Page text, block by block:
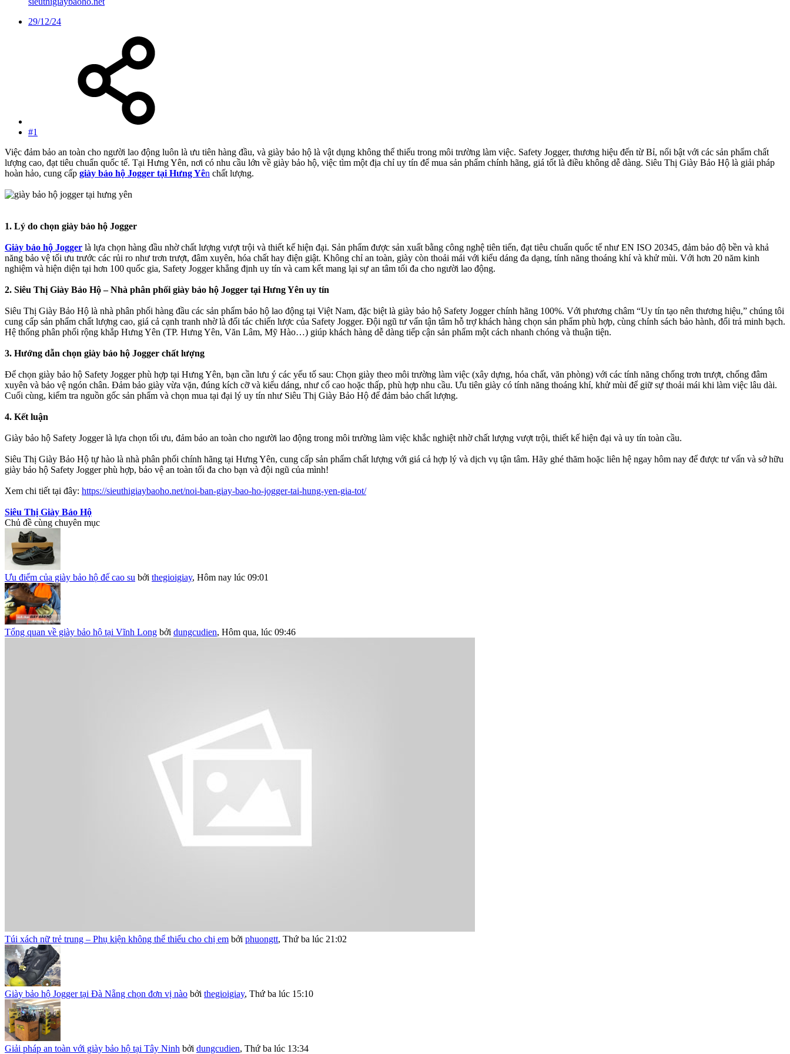
29/12/24
#1
Việc đảm bảo an toàn cho người lao động luôn là ưu tiên hàng đầu, và giày bảo hộ là vật dụng không thể thiếu trong môi trường làm việc. Safety Jogger, thương hiệu đến từ Bỉ, nổi bật với các sản phẩm chất
lượng cao, đạt tiêu chuẩn quốc tế. Tại Hưng Yên, nơi có nhu cầu lớn về giày bảo hộ, việc tìm một địa chỉ uy tín để mua sản phẩm chính hãng, giá tốt là điều không dễ dàng. Siêu Thị Giày Bảo Hộ là giải pháp
hoàn hảo, cung cấp giày bảo hộ Jogger tại Hưng Yên chất lượng.
1. Lý do chọn giày bảo hộ Jogger
Giày bảo hộ Jogger là lựa chọn hàng đầu nhờ chất lượng vượt trội và thiết kế hiện đại. Sản phẩm được sản xuất bằng công nghệ tiên tiến, đạt tiêu chuẩn quốc tế như EN ISO 20345, đảm bảo độ bền và khả
năng bảo vệ tối ưu trước các rủi ro như trơn trượt, đâm xuyên, hóa chất hay điện giật. Không chỉ an toàn, giày còn thoải mái với kiểu dáng đa dạng, tính năng thoáng khí và khử mùi. Với hơn 20 năm kinh
nghiệm và hiện diện tại hơn 100 quốc gia, Safety Jogger khẳng định uy tín và cam kết mang lại sự an tâm tối đa cho người lao động.
2. Siêu Thị Giày Bảo Hộ – Nhà phân phối giày bảo hộ Jogger tại Hưng Yên uy tín
Siêu Thị Giày Bảo Hộ là nhà phân phối hàng đầu các sản phẩm bảo hộ lao động tại Việt Nam, đặc biệt là giày bảo hộ Safety Jogger chính hãng 100%. Với phương châm “Uy tín tạo nên thương hiệu,” chúng tôi
cung cấp sản phẩm chất lượng cao, giá cả cạnh tranh nhờ là đối tác chiến lược của Safety Jogger. Đội ngũ tư vấn tận tâm hỗ trợ khách hàng chọn sản phẩm phù hợp, cùng chính sách bảo hành, đổi trả minh bạch.
Hệ thống phân phối rộng khắp Hưng Yên (TP. Hưng Yên, Văn Lâm, Mỹ Hào…) giúp khách hàng dễ dàng tiếp cận sản phẩm một cách nhanh chóng và thuận tiện.
3. Hướng dẫn chọn giày bảo hộ Jogger chất lượng
Để chọn giày bảo hộ Safety Jogger phù hợp tại Hưng Yên, bạn cần lưu ý các yếu tố sau: Chọn giày theo môi trường làm việc (xây dựng, hóa chất, văn phòng) với các tính năng chống trơn trượt, chống đâm
xuyên và bảo vệ ngón chân. Đảm bảo giày vừa vặn, đúng kích cỡ và kiểu dáng, như cổ cao hoặc thấp, phù hợp nhu cầu. Ưu tiên giày có tính năng thoáng khí, khử mùi để giữ sự thoải mái khi làm việc lâu dài.
Cuối cùng, kiểm tra nguồn gốc sản phẩm và chọn mua tại đại lý uy tín như Siêu Thị Giày Bảo Hộ để đảm bảo chất lượng.
4. Kết luận
Giày bảo hộ Safety Jogger là lựa chọn tối ưu, đảm bảo an toàn cho người lao động trong môi trường làm việc khắc nghiệt nhờ chất lượng vượt trội, thiết kế hiện đại và uy tín toàn cầu.
Siêu Thị Giày Bảo Hộ tự hào là nhà phân phối chính hãng tại Hưng Yên, cung cấp sản phẩm chất lượng với giá cả hợp lý và dịch vụ tận tâm. Hãy ghé thăm hoặc liên hệ ngay hôm nay để được tư vấn và sở hữu
giày bảo hộ Safety Jogger phù hợp, bảo vệ an toàn tối đa cho bạn và đội ngũ của mình!
Xem chi tiết tại đây: https://sieuthigiaybaoho.net/noi-ban-giay-bao-ho-jogger-tai-hung-yen-gia-tot/
Siêu Thị Giày Bảo Hộ
Chủ đề cùng chuyên mục
Ưu điểm của giày bảo hộ đế cao su bởi thegioigiay, Hôm nay lúc 09:01
Tổng quan về giày bảo hộ tại Vĩnh Long bởi dungcudien, Hôm qua, lúc 09:46
Túi xách nữ trẻ trung – Phụ kiện không thể thiếu cho chị em bởi phuongtt, Thứ ba lúc 21:02
Giày bảo hộ Jogger tại Đà Nẵng chọn đơn vị nào bởi thegioigiay, Thứ ba lúc 15:10
Giải pháp an toàn với giày bảo hộ tại Tây Ninh bởi dungcudien, Thứ ba lúc 13:34